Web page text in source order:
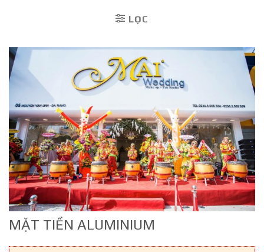
LỌC
MẶT TIỀN ALUMINIUM